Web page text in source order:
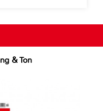
& Ton